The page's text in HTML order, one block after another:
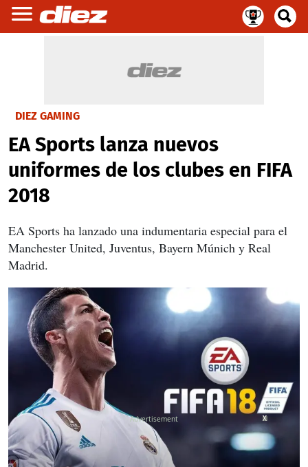
DIEZ GAMING
EA Sports lanza nuevos
uniformes de los clubes en FIFA
2018
EA Sports ha lanzado una indumentaria especial para el
Manchester United, Juventus, Bayern Múnich y Real
Madrid.
X
X